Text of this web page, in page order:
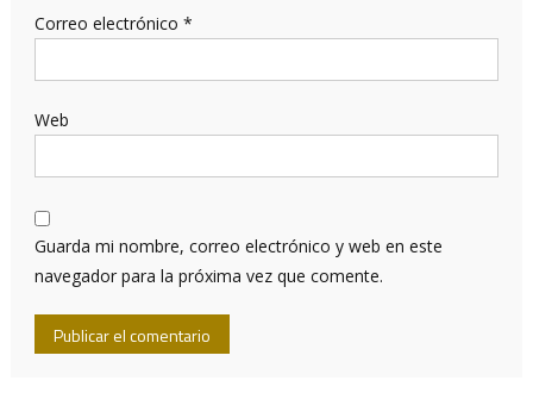
Correo electrónico *
Web
Guarda mi nombre, correo electrónico y web en este
navegador para la próxima vez que comente.